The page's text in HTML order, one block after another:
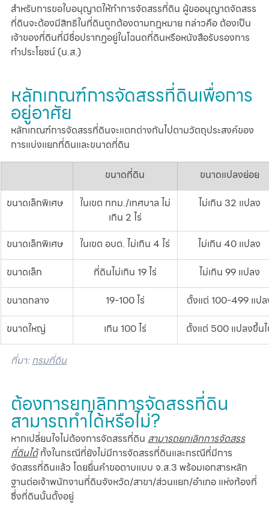
สำหรับการขอใบอนุญาตให้ทำการจัดสรรที่ดิน ผู้ขออนุญาตจัดสรร
ที่ดินจะต้องมีสิทธิในที่ดินถูกต้องตามกฎหมาย กล่าวคือ ต้องเป็น
เจ้าของที่ดินที่มีชื่อปรากฏอยู่ในโฉนดที่ดินหรือหนังสือรับรองการ
ทำประโยชน์ (น.ส.)
หลักเกณฑ์การจัดสรรที่ดินเพื่อการ
อยู่อาศัย
หลักเกณฑ์การจัดสรรที่ดินจะแตกต่างกันไปตามวัตถุประสงค์ของ
การแบ่งแยกที่ดินและขนาดที่ดิน
ขนาดที่ดิน
ขนาดแปลงย่อย
ขนาดเล็กพิเศษ
ในเขต กทม./เทศบาล ไม่
เกิน 2 ไร่
ไม่เกิน 32 แปลง
ขนาดเล็กพิเศษ ในเขต อบต. ไม่เกิน 4 ไร่
ไม่เกิน 40 แปลง
ขนาดเล็ก
ที่ดินไม่เกิน 19 ไร่
ไม่เกิน 99 แปลง
ขนาดกลาง
19-100 ไร่
ตั้งแต่ 100-499 แป
ขนาดใหญ่
เกิน 100 ไร่ ตั้งแต่ 500 แปลงขึ้น
ที่มา: กรมที่ดิน
ต้องการยกเลิกการจัดสรรที่ดิน
สามารถทำได้หรือไม่?
หากเปลี่ยนใจไม่ต้องการจัดสรรที่ดิน สามารถยกเลิกการจัดสรร
ที่ดินได้ ทั้งในกรณีที่ยังไม่มีการจัดสรรที่ดินและกรณีที่มีการ
จัดสรรที่ดินแล้ว โดยยื่นคำขอตาบแบบ จ.ส.3 พร้อมเอกสารหลัก
ฐานต่อเจ้าพนักงานที่ดินจังหวัด/สาขา/ส่วนแยก/อำเภอ แห่งท้องที่
ซึ่งที่ดินนั้นตั้งอยู่